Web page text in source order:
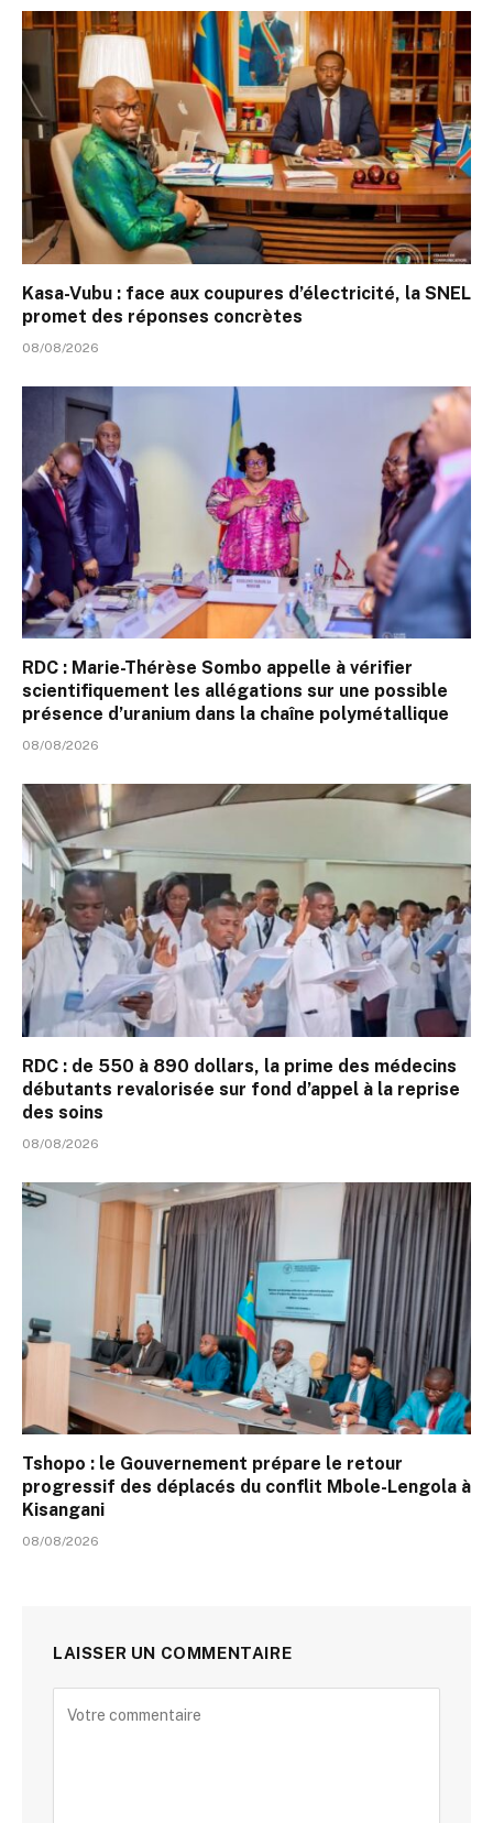
Kasa-Vubu : face aux coupures d’électricité, la SNEL
promet des réponses concrètes
08/08/2026
RDC : Marie-Thérèse Sombo appelle à vérifier
scientifiquement les allégations sur une possible
présence d’uranium dans la chaîne polymétallique
08/08/2026
RDC : de 550 à 890 dollars, la prime des médecins
débutants revalorisée sur fond d’appel à la reprise
des soins
08/08/2026
Tshopo : le Gouvernement prépare le retour
progressif des déplacés du conflit Mbole-Lengola à
Kisangani
08/08/2026
LAISSER UN COMMENTAIRE